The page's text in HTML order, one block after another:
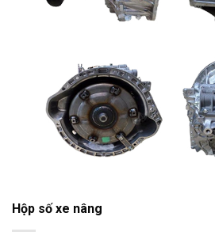
Hộp số xe nâng